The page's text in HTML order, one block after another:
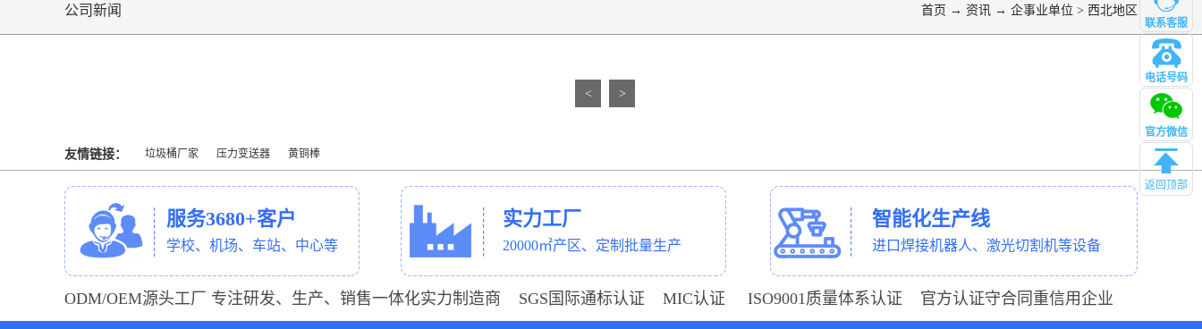
首页 → 资讯 → 企事业单位 > 西北地区
公司新闻
< >
友情链接： 垃圾桶厂家 压力变送器 黄铜棒
服务3680+客户
学校、机场、车站、中心等
实力工厂
20000㎡产区、定制批量生产
智能化生产线
进口焊接机器人、激光切割机等设备
ODM/OEM源头工厂 专注研发、生产、销售一体化实力制造商 SGS国际通标认证 MIC认证 ISO9001质量体系认证 官方认证守合同重信用企业
联系客服
电话号码
管理
官方微信
返回顶部